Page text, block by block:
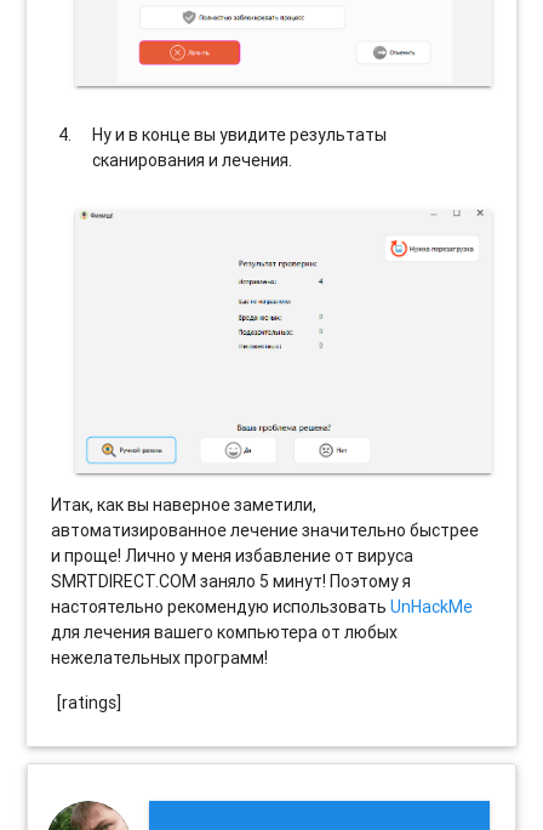
Ну и в конце вы увидите результаты
сканирования и лечения.
Итак, как вы наверное заметили,
автоматизированное лечение значительно быстрее
и проще! Лично у меня избавление от вируса
SMRTDIRECT.COM заняло 5 минут! Поэтому я
настоятельно рекомендую использоватьUnHackMe
для лечения вашего компьютера от любых
нежелательных программ!
[ratings]